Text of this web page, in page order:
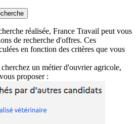
réalisée, France Travail peut vous
de recherche d'offres. Ces
en fonction des critères que vous
un métier d'ouvrier agricole,
proposer :